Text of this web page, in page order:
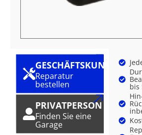
GESCHÄFTSKUNDE
Reparatur
bestellen
PRIVATPERSON
Finden Sie eine
Garage
bis